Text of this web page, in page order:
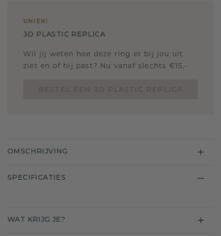
UNIEK!
3D PLASTIC REPLICA
Wil jij weten hoe deze ring er bij jou uit
ziet en of hij past? Nu vanaf slechts €15,-
OMSCHRIJVING
SPECIFICATIES
WAT KRIJG JE?